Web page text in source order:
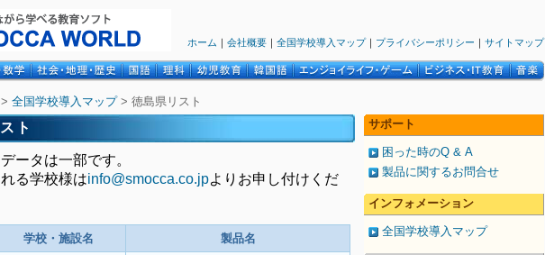
ホーム ｜ 会社概要 ｜ 全国学校導入マップ｜ プライバシーポリシー ｜ サイトマップ
> 全国学校導入マップ> 徳島県リスト
ト
ータは一部です。
る学校様はinfo@smocca.co.jpよりお申し付けくだ
学校・施設名
製品名
サポート
困った時のQ & A
製品に関するお問合せ
インフォメーション
全国学校導入マップ